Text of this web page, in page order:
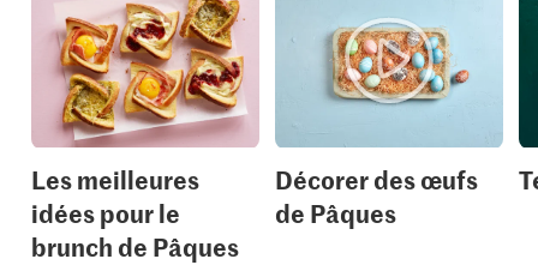
Les meilleures
idées pour le
brunch de Pâques
Décorer des œufs
de Pâques